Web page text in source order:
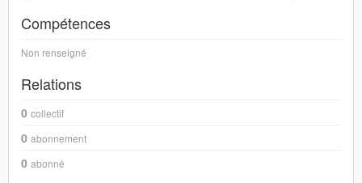
Compétences
Non renseigné
Relations
0 collectif
0 abonnement
0 abonné